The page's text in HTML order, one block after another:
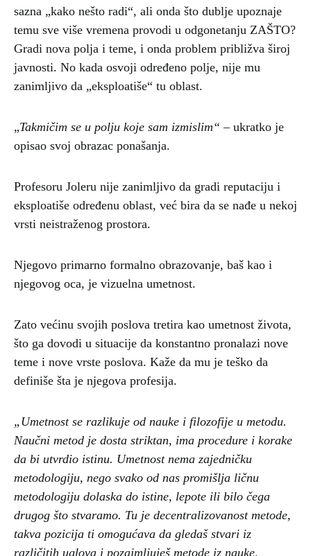
sazna „kako nešto radi“, ali onda što dublje upoznaje
temu sve više vremena provodi u odgonetanju ZAŠTO?
Gradi nova polja i teme, i onda problem približva široj
javnosti. No kada osvoji određeno polje, nije mu
zanimljivo da „eksploatiše“ tu oblast.
„Takmičim se u polju koje sam izmislim“ – ukratko je
opisao svoj obrazac ponašanja.
Profesoru Joleru nije zanimljivo da gradi reputaciju i
eksploatiše određenu oblast, već bira da se nađe u nekoj
vrsti neistraženog prostora.
Njegovo primarno formalno obrazovanje, baš kao i
njegovog oca, je vizuelna umetnost.
Zato većinu svojih poslova tretira kao umetnost života,
što ga dovodi u situacije da konstantno pronalazi nove
teme i nove vrste poslova. Kaže da mu je teško da
definiše šta je njegova profesija.
„Umetnost se razlikuje od nauke i filozofije u metodu.
Naučni metod je dosta striktan, ima procedure i korake
da bi utvrdio istinu. Umetnost nema zajedničku
metodologiju, nego svako od nas promišlja ličnu
metodologiju dolaska do istine, lepote ili bilo čega
drugog što stvaramo. Tu je decentralizovanost metode,
takva pozicija ti omogućava da gledaš stvari iz
različitih uglova i pozajmljuješ metode iz nauke,